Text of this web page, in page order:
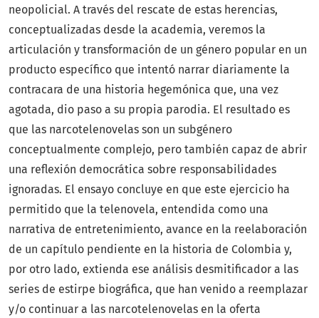
neopolicial. A través del rescate de estas herencias,
conceptualizadas desde la academia, veremos la
articulación y transformación de un género popular en un
producto específico que intentó narrar diariamente la
contracara de una historia hegemónica que, una vez
agotada, dio paso a su propia parodia. El resultado es
que las narcotelenovelas son un subgénero
conceptualmente complejo, pero también capaz de abrir
una reflexión democrática sobre responsabilidades
ignoradas. El ensayo concluye en que este ejercicio ha
permitido que la telenovela, entendida como una
narrativa de entretenimiento, avance en la reelaboración
de un capítulo pendiente en la historia de Colombia y,
por otro lado, extienda ese análisis desmitificador a las
series de estirpe biográfica, que han venido a reemplazar
y/o continuar a las narcotelenovelas en la oferta